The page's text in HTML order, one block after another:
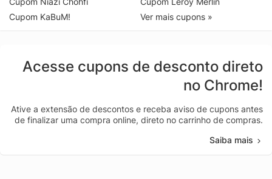
Cupom KaBuM!
Ver mais cupons »
Acesse cupons de desconto direto
no Chrome!
Ative a extensão de descontos e receba aviso de cupons antes
de finalizar uma compra online, direto no carrinho de compras.
Saiba mais